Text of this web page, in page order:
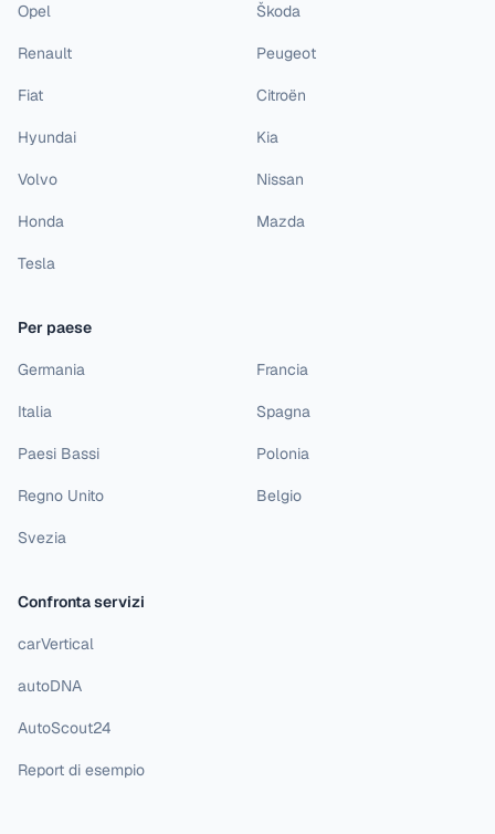
Opel Škoda
Renault Peugeot
Fiat Citroën
Hyundai Kia
Volvo Nissan
Honda Mazda
Tesla
Per paese
Germania Francia
Italia Spagna
Paesi Bassi Polonia
Regno Unito Belgio
Svezia
Confronta servizi
carVertical
autoDNA
AutoScout24
Report di esempio